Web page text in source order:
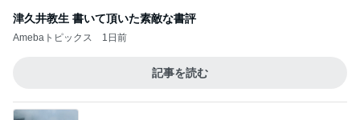
津久井教生 書いて頂いた素敵な書評
Amebaトピックス 1日前
記事を読む